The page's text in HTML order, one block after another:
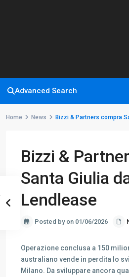
Advanced Search
Home News Bizzi & Partners compra
Bizzi &
Santa Giulia
Lendlease
Posted by on 01/06/2026
Operazione conclusa a 150
australiano vende in perdita lo
Milano. Da sviluppare ancora